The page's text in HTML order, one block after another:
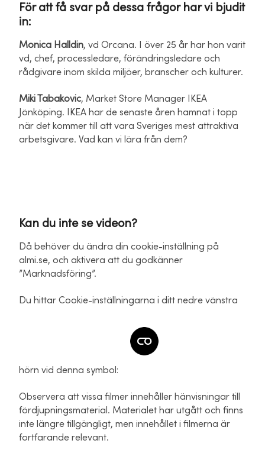
För att få svar på dessa frågor har vi bjudit
in:
Monica Halldin, vd Orcana. I över 25 år har hon varit
vd, chef, processledare, förändringsledare och
rådgivare inom skilda miljöer, branscher och kulturer.
Miki Tabakovic, Market Store Manager IKEA
Jönköping. IKEA har de senaste åren hamnat i topp
när det kommer till att vara Sveriges mest attraktiva
arbetsgivare. Vad kan vi lära från dem?
Kan du inte se videon?
Då behöver du ändra din cookie-inställning på
almi.se, och aktivera att du godkänner
”Marknadsföring”.
Du hittar Cookie-inställningarna i ditt nedre vänstra
hörn vid denna symbol:
Observera att vissa filmer innehåller hänvisningar till
fördjupningsmaterial. Materialet har utgått och finns
inte längre tillgängligt, men innehållet i filmerna är
fortfarande relevant.